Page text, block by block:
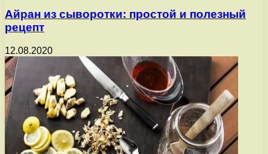
Айран из сыворотки: простой и полезный
рецепт
12.08.2020